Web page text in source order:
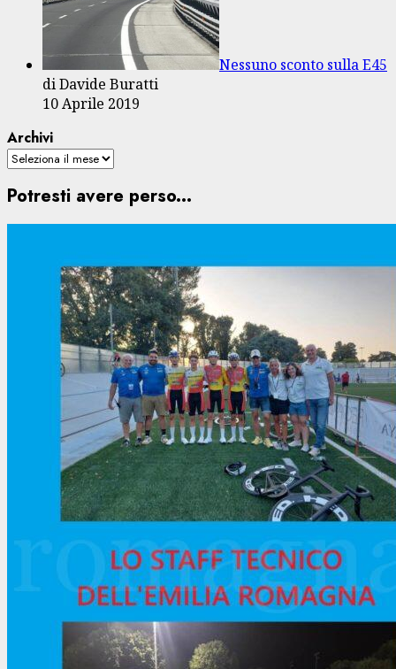
Nessuno sconto sulla E45
di Davide Buratti
10 Aprile 2019
Archivi
Potresti avere perso...